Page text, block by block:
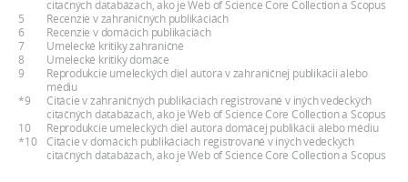
citačných databázach, ako je Web of Science Core Collection a Scopus
5
Recenzie v zahraničných publikáciách
6
Recenzie v domácich publikáciách
7
Umelecké kritiky zahraničné
8
Umelecké kritiky domáce
9
Reprodukcie umeleckých diel autora v zahraničnej publikácii alebo
médiu
*9
Citácie v zahraničných publikáciách registrované v iných vedeckých
citačných databázach, ako je Web of Science Core Collection a Scopus
10
Reprodukcie umeleckých diel autora domácej publikácii alebo médiu
*10
Citácie v domácich publikáciách registrované v iných vedeckých
citačných databázach, ako je Web of Science Core Collection a Scopus